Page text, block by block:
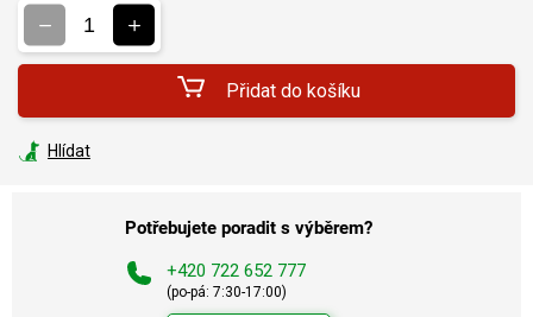
Přidat do košíku
Hlídat
Potřebujete poradit s výběrem?
+420 722 652 777
(po-pá: 7:30-17:00)